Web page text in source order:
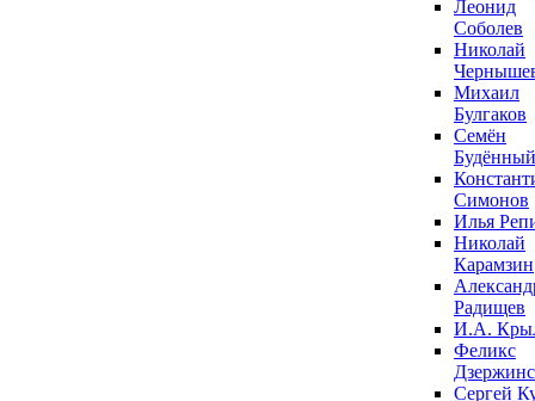
Леонид
Соболев
Николай
Михаил
Булгаков
Семён
Будённый
Симонов
Илья
Николай
Карамзин
Радищев
И.А.
Феликс
Сергей